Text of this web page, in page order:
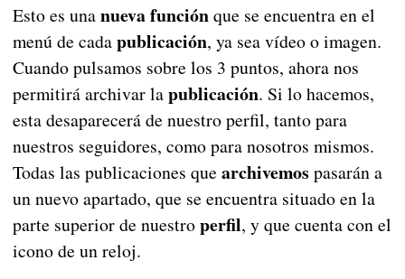
Esto es unanueva funciónque se encuentra en el
menú de cadapublicación, ya sea vídeo o imagen.
Cuando pulsamos sobre los 3 puntos, ahora nos
permitirá archivar lapublicación. Si lo hacemos,
esta desaparecerá de nuestro perfil, tanto para
nuestros seguidores, como para nosotros mismos.
Todas las publicaciones que archivemos pasarán a
un nuevo apartado, que se encuentra situado en la
parte superior de nuestroperfil, y que cuenta con el
icono de un reloj.